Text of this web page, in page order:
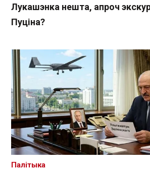
Лукашэнка нешта, апроч
Пуціна?
Палітыка